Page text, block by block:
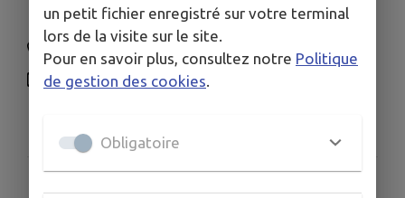
Du lundi au vendredi de 7h40 à 18h15.
02 33 30 89 61
laboitemalices@orange.fr
un petit fichier enregistré sur votre terminal
lors de la visite sur le site.
Pour en savoir plus, consultez notre Politique
de gestion des cookies
Obligatoire